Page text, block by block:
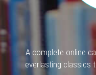
A complete online
everlasting classics